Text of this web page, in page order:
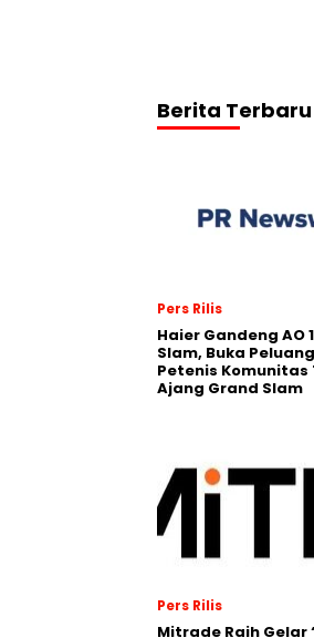
Berita Terbaru
Pers Rilis
Haier Gandeng AO
Slam, Buka
Petenis Komunitas
Ajang Grand Slam
Pers Rilis
Mitrade Raih Gelar